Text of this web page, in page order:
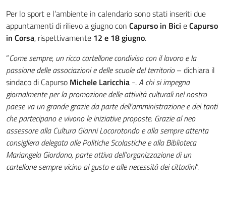
Per lo sport e l’ambiente in calendario sono stati inseriti due
appuntamenti di rilievo a giugno con Capurso in Bici eCapurso
in Corsa, rispettivamente 12 e 18 giugno.
“Come sempre, un ricco cartellone condiviso con il lavoro e la
passione delle associazioni e delle scuole del territorio– dichiara il
sindaco di Capurso Michele Laricchia -.A chi si impegna
giornalmente per la promozione delle attività culturali nel nostro
paese va un grande grazie da parte dell’amministrazione e dei tanti
che partecipano e vivono le iniziative proposte. Grazie al neo
assessore alla Cultura Gianni Locorotondo e alla sempre attenta
consigliera delegata alle Politiche Scolastiche e alla Biblioteca
Mariangela Giordano, parte attiva dell’organizzazione di un
cartellone sempre vicino al gusto e alle necessità dei cittadini”.